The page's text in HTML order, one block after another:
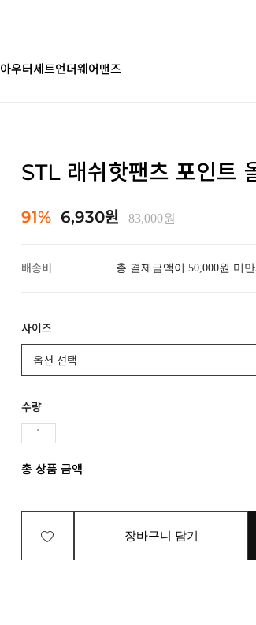
아우터세트언더웨어맨즈
STL 래쉬핫팬츠 포인트
91% 6,930원 83,000원
배송비 총 결제금액이 50,000원 미
사이즈
수량
총 상품 금액
장바구니 담기